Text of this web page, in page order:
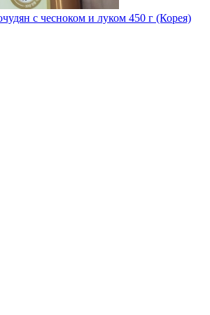
с чесноком и луком 450 г (Корея)